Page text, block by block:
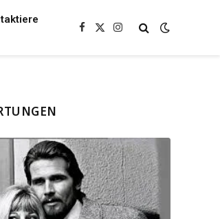
Facebook
X
Instagram